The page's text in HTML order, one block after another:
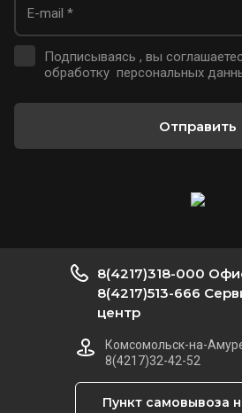
Подписываясь , вы
обработку персональных
Отправить
8(4217)318-000
8(4217)513-666
центр
Комсомольск-на-
8(4217)32-42-52
Пункт самовывоза